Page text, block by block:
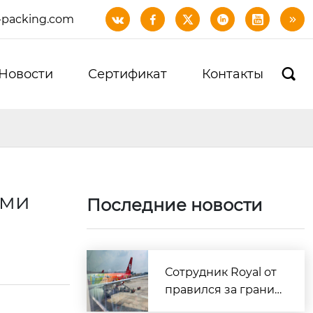
     
Новости Сертификат Контакты 
Последние новости
Сотрудник Royal от
правился за границ